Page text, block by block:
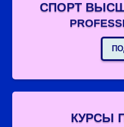
СПОРТ
КУРСЫ